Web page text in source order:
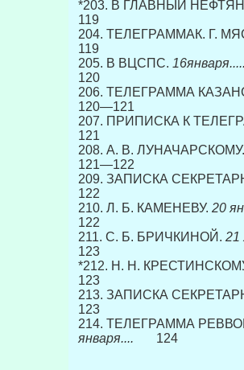
*203. В ГЛАВНЫЙ
119
204. ТЕЛЕГРАММАК. Г.
119
205. В ВЦСПС.
120
206. ТЕЛЕГРАММА
120—121
207. ПРИПИСКА К
121
208. А. В.
121—122
209. ЗАПИСКА
122
210. Л. Б. КАМЕНЕВУ. 20
122
211. С. Б. БРИЧКИНОЙ. 21
123
*212. Н. Н.
123
213. ЗАПИСКА
123
214. ТЕЛЕГРАММА
января.... 124